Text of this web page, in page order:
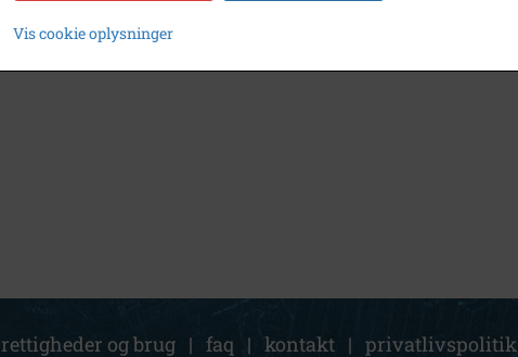
rettigheder og brug | faq | kontakt | privatlivspolitik
Vis cookie oplysninger